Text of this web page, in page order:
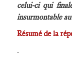
celui-ci qui
insurmontable
Résumé de la
.